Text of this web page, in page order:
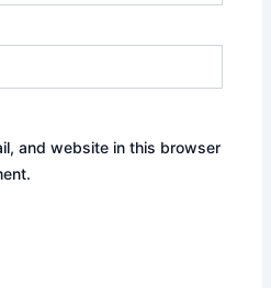
and website in this browser